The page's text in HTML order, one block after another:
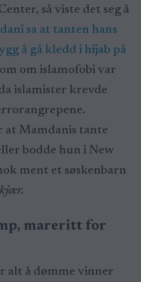
så viste det seg å
sa at tanten hans
å gå kledd i hijab på
om islamofobi var
islamister krevde
at Mamdanis tante
bodde hun i New
ment et søskenbarn
mareritt for
alt å dømme vinner